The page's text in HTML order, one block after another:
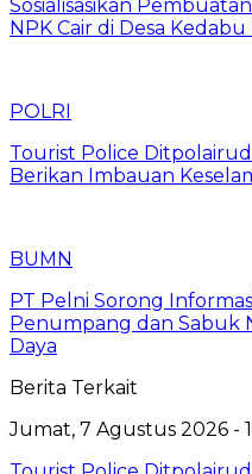
Sosialisasikan
NPK Cair di Desa Kedabu
POLRI
Tourist Police
Berikan Imbauan
BUMN
PT Pelni Sorong
Penumpang dan Sabuk
Daya
Berita Terkait
Jumat, 7 Agustus 2026 -